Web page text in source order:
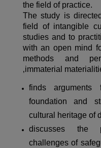
the field of practice.
The study is
field of intangible
studies and to
with an open mind
methods and
‚immaterial
finds arguments
foundation and
cultural heritage of
discusses the
challenges of